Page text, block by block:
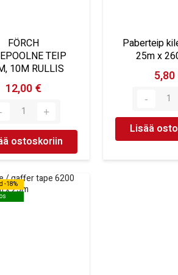
FÖRCH
TEIP
10M RULLIS
12,00 €
ostoskoriin
Paberteip
25m x
5,80
Lisää
-18%
-18%